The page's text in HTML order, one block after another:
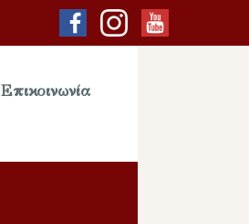
Επικοινωνία